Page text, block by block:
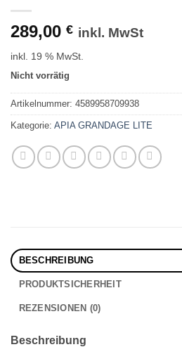
289,00 € inkl. MwSt
inkl. 19 % MwSt.
Nicht vorrätig
Artikelnummer: 4589958709938
Kategorie: APIA GRANDAGE LITE
BESCHREIBUNG
PRODUKTSICHERHEIT
REZENSIONEN (0)
Beschreibung